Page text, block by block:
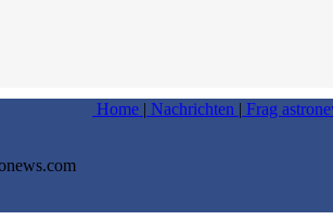
Home | Nachrichten | Frag